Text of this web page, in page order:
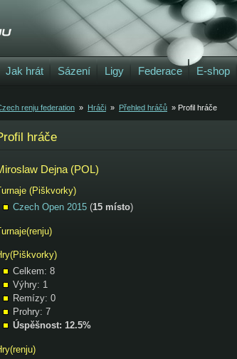
hráče
Dejna (POL)
(Piškvorky)
Czech Open 2015 (15 místo)
Celkem: 8
Výhry: 1
Remízy: 0
Prohry: 7
Úspěšnost: 12.5%
renju federation » Hráči » Přehled hráčů » Profil hráče
Jak hrát Sázení Ligy Federace E-shop